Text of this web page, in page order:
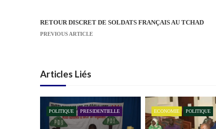
N
i
g
RETOUR DISCRET DE SOLDATS FRANÇAIS AU TCHAD
PREVIOUS ARTICLE
Articles Liés
POLITIQUE PRESIDENTIELLE ECONOMIE POLITIQUE